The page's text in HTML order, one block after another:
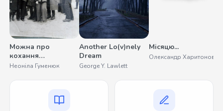
Можна про
кохання
помовчати
Неоніла Гуменюк
Another Lo(v)nely
Dream
George Y. Lawlett
Місяцю...
Олександр Харитонов